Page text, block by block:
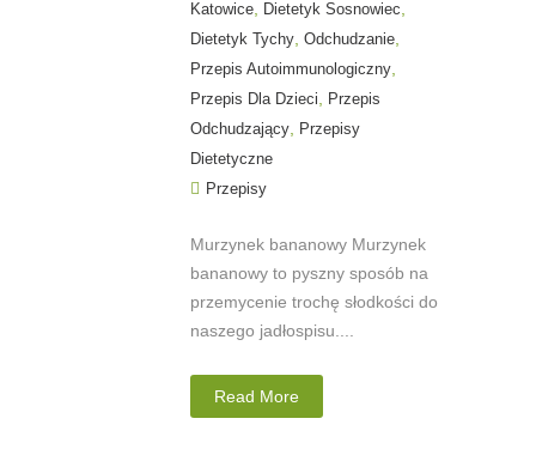
Katowice
Dietetyk Sosnowiec
Dietetyk Tychy Odchudzanie
Przepis Autoimmunologiczny
Przepis Dla Dzieci
Przepis
Odchudzający
Przepisy
Dietetyczne
Przepisy
Murzynek bananowy Murzynek
bananowy to pyszny sposób na
przemycenie trochę słodkości do
naszego jadłospisu....
Read More